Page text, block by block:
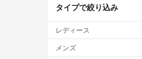
タイプで絞り込み
レディース
メンズ